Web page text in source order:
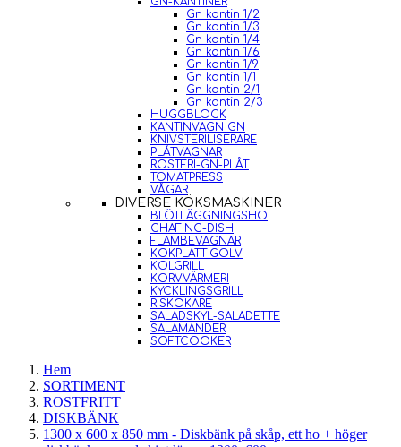
Gn kantin 1/2
Gn kantin 1/3
Gn kantin 1/4
Gn kantin 1/6
Gn kantin 1/9
Gn kantin 1/1
Gn kantin 2/1
Gn kantin 2/3
HUGGBLOCK
KANTINVAGN GN
KNIVSTERILISERARE
PLÅTVAGNAR
ROSTFRI-GN-PLÅT
TOMATPRESS
VÅGAR
DIVERSE KÖKSMASKINER
BLÖTLÄGGNINGSHO
CHAFING-DISH
FLAMBEVAGNAR
KOKPLATT-GOLV
KOLGRILL
KORVVÄRMERI
KYCKLINGSGRILL
RISKOKARE
SALADSKYL-SALADETTE
SALAMANDER
SOFTCOOKER
Hem
SORTIMENT
ROSTFRITT
DISKBÄNK
1300 x 600 x 850 mm - Diskbänk på skåp, ett ho + höger